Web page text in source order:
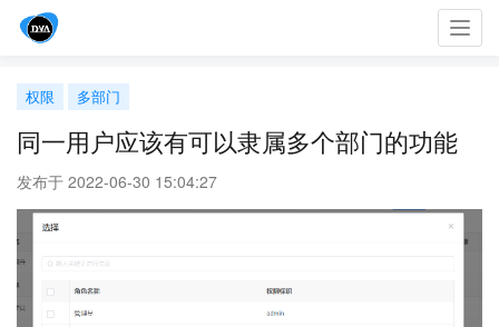
权限 多部门
同一用户应该有可以隶属多个部门的功能
发布于 2022-06-30 15:04:27